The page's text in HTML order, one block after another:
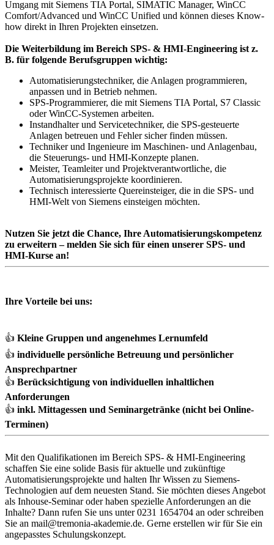
Umgang mit Siemens TIA Portal, SIMATIC Manager, WinCC
Comfort/Advanced und WinCC Unified und können dieses Know-
how direkt in Ihren Projekten einsetzen.
Die Weiterbildung im Bereich SPS- & HMI-Engineering ist z.
B. für folgende Berufsgruppen wichtig:
Automatisierungstechniker, die Anlagen programmieren,
anpassen und in Betrieb nehmen.
SPS-Programmierer, die mit Siemens TIA Portal, S7 Classic
oder WinCC-Systemen arbeiten.
Instandhalter und Servicetechniker, die SPS-gesteuerte
Anlagen betreuen und Fehler sicher finden müssen.
Techniker und Ingenieure im Maschinen- und Anlagenbau,
die Steuerungs- und HMI-Konzepte planen.
Meister, Teamleiter und Projektverantwortliche, die
Automatisierungsprojekte koordinieren.
Technisch interessierte Quereinsteiger, die in die SPS- und
HMI-Welt von Siemens einsteigen möchten.
Nutzen Sie jetzt die Chance, Ihre Automatisierungskompetenz
zu erweitern – melden Sie sich für einen unserer SPS- und
HMI-Kurse an!
Ihre Vorteile bei uns:
👍 Kleine Gruppen und angenehmes Lernumfeld
👍 individuelle persönliche Betreuung und persönlicher
Ansprechpartner
👍 Berücksichtigung von individuellen inhaltlichen
Anforderungen
👍 inkl. Mittagessen und Seminargetränke (nicht bei Online-
Terminen)
Mit den Qualifikationen im Bereich SPS- & HMI-Engineering
schaffen Sie eine solide Basis für aktuelle und zukünftige
Automatisierungsprojekte und halten Ihr Wissen zu Siemens-
Technologien auf dem neuesten Stand. Sie möchten dieses Angebot
als Inhouse-Seminar oder haben spezielle Anforderungen an die
Inhalte? Dann rufen Sie uns unter 0231 1654704 an oder schreiben
Sie an mail@tremonia-akademie.de. Gerne erstellen wir für Sie ein
angepasstes Schulungskonzept.